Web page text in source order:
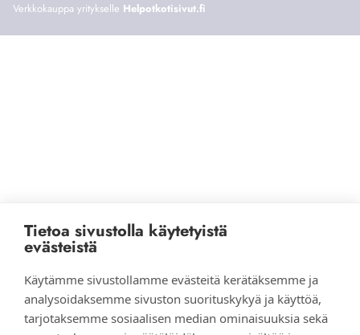
Tietoa sivustolla käytetyistä
evästeistä
Käytämme sivustollamme evästeitä kerätäksemme ja
analysoidaksemme sivuston suorituskykyä ja käyttöä,
tarjotaksemme sosiaalisen median ominaisuuksia sekä
Verkkokauppa yritykselle Helpotkotisivut.fi